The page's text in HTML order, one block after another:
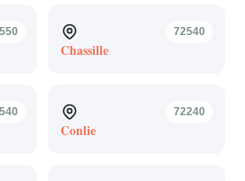
72540
Chassille
72240
Conlie